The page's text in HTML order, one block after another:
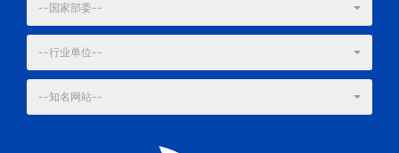
--国家部委--
--行业单位--
--知名网站--